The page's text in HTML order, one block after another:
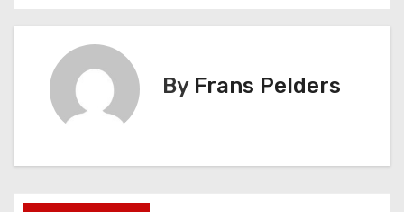
By Frans Pelders